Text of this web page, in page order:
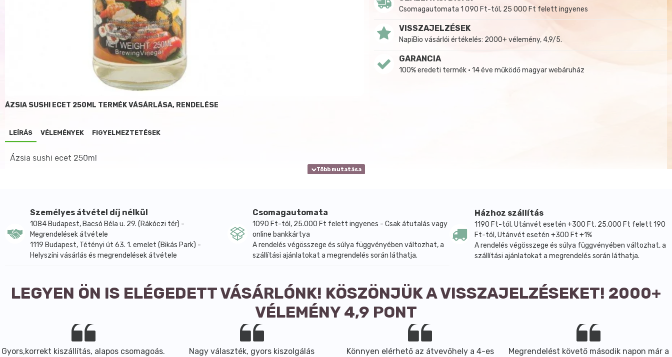
Csomagautomata 1 090 Ft-tól, 25 000 Ft felett ingyenes
VISSZAJELZÉSEK
NapiBio vásárlói értékelés: 2000+ vélemény, 4,9/5.
GARANCIA
100% eredeti termék • 14 éve működő magyar webáruház
ÁZSIA SUSHI ECET 250ML TERMÉK VÁSÁRLÁSA, RENDELÉSE
LEÍRÁS VÉLEMÉNYEK FIGYELMEZTETÉSEK
Ázsia sushi ecet 250ml
Személyes átvétel díj nélkül
1084 Budapest, Bacsó Béla u. 29. (Rákóczi tér) -
Megrendelések átvétele
1119 Budapest, Tétényi út 63. 1. emelet (Bikás Park) -
Helyszíni vásárlás és megrendelések átvétele
Csomagautomata
1090 Ft-tól, 25.000 Ft felett ingyenes - Csak átutalás vagy
online bankkártya
A rendelés végösszege és súlya függvényében változhat, a
szállítási ajánlatokat a megrendelés során láthatja.
Házhoz szállítás
1190 Ft-tól, Utánvét esetén +300 Ft, 25.000 Ft felett 190
Ft-tól, Utánvét esetén +300 Ft +1%
A rendelés végösszege és súlya függvényében változhat, a
szállítási ajánlatokat a megrendelés során láthatja.
LEGYEN ÖN IS ELÉGEDETT VÁSÁRLÓNK! KÖSZÖNJÜK A VISSZAJELZÉSEKET! 2000+
VÉLEMÉNY 4,9 PONT
Gyors,korrekt kiszállítás, alapos csomagoás.
Nagy választék, gyors kiszolgálás
Könnyen elérhető az átvevőhely a 4-es
Megrendelést követő második napon már a